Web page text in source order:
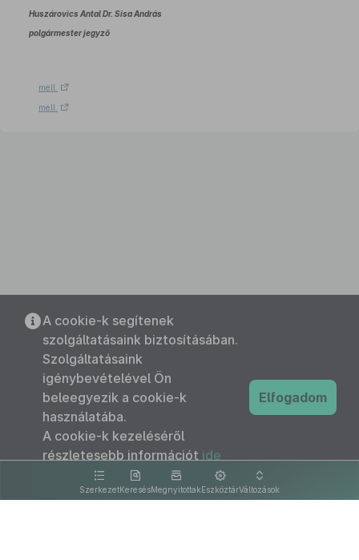
Huszárovics Antal Dr. Sisa András
polgármester jegyző
mell.
mell.
SzerkezetKeresésMegnyitottakEszköztárVáltozások
A cookie-k segítenek
szolgáltatásaink biztosításában.
Szolgáltatásaink
igénybevételével Ön
beleegyezik a cookie-k
használatába.
A cookie-k kezeléséről
részletesebb információt ide
kattintva olvashat.
Elfogadom